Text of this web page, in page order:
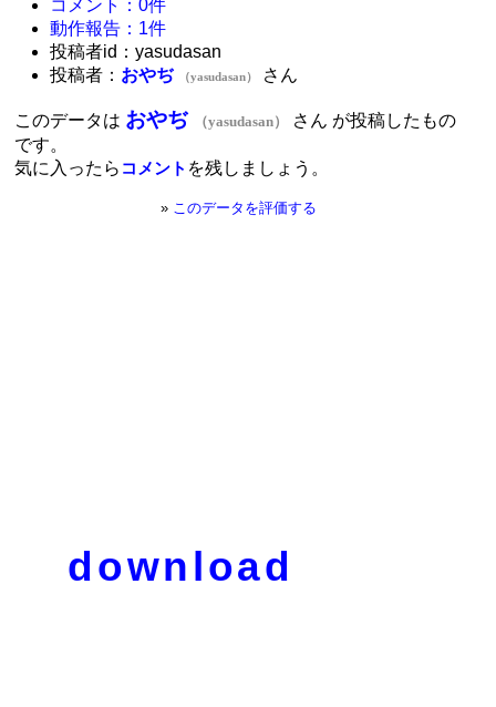
コメント：0件
動作報告：1件
投稿者id：yasudasan
投稿者： おやぢ （yasudasan） さん
このデータは おやぢ （yasudasan）
さん が投稿したもの
です。
気に入ったら コメント を残しましょう。
» このデータを評価する
download